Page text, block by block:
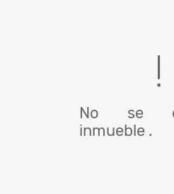
No se
inmueble .